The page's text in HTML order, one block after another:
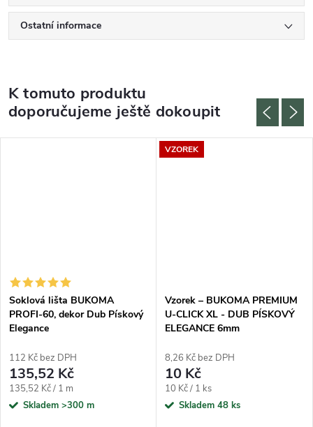
Ostatní informace
K tomuto produktu
doporučujeme ještě dokoupit
Soklová lišta BUKOMA
PROFI-60, dekor Dub Pískový
Elegance
112 Kč bez DPH
135,52 Kč
Měrná cena:
135,52 Kč / 1 m
Skladem >300 m
VZOREK
Vzorek – BUKOMA PREMIUM
U-CLICK XL - DUB PÍSKOVÝ
ELEGANCE 6mm
8,26 Kč bez DPH
10 Kč
Měrná cena:
10 Kč / 1 ks
Skladem 48 ks